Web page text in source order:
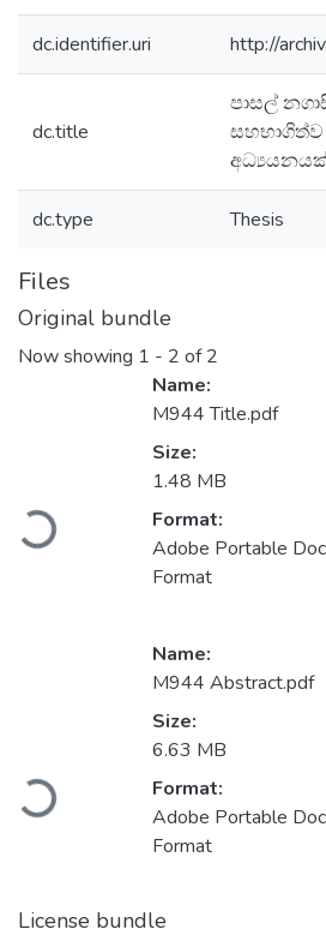
dc.identifier.uri http://
dc.title
පාසල්
dc.type Thesis
Files
Original bundle
Now showing 1 - 2 of 2
Loading...
Name:
M944 Title.pdf
Size:
1.48 MB
Format:
Adobe Portable
Format
Loading...
Name:
M944 Abstract.pdf
Size:
6.63 MB
Format:
Adobe Portable
Format
License bundle